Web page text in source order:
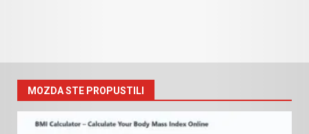
MOZDA STE PROPUSTILI